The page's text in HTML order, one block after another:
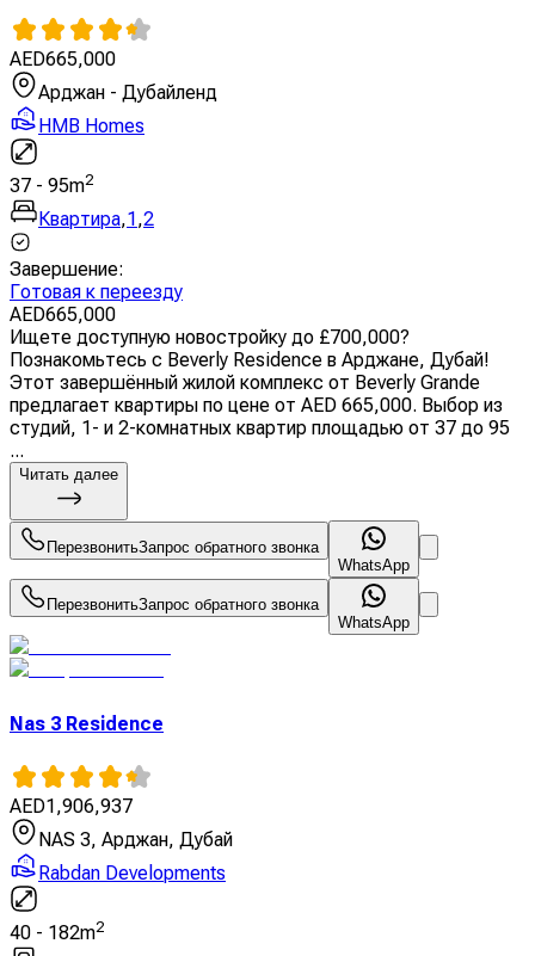
AED665,000
Арджан - Дубайленд
HMB Homes
37 - 95m2
Квартира,1 ,2
Завершение:
Готовая к переезду
AED665,000
Ищете доступную новостройку до £700,000?
Познакомьтесь с Beverly Residence в Арджане, Дубай!
Этот завершённый жилой комплекс от Beverly Grande
предлагает квартиры по цене от AED 665,000. Выбор из
студий, 1- и 2-комнатных квартир площадью от 37 до 95
...
Читать далее
ПерезвонитьЗапрос обратного звонка
WhatsApp
ПерезвонитьЗапрос обратного звонка
WhatsApp
Nas 3 Residence
AED1,906,937
NAS 3, Арджан, Дубай
Rabdan Developments
40 - 182m2